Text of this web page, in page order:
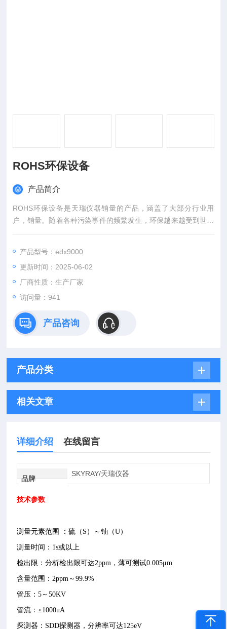
ROHS环保设备
产品简介
ROHS环保设备是天瑞仪器销量的产品，涵盖了大部分行业用
户，销量。随着各种污染事件的频繁发生，环保越来越受到世界
的关注，天瑞仪器致力于环保、医药、冶金等仪器的研发生产，
牢记为客户提供更优质的服务。
产品型号：edx9000
更新时间：2025-06-02
厂商性质：生产厂家
访问量：941
产品咨询
产品分类
相关文章
详细介绍 在线留言
品牌
SKYRAY/天瑞仪器
技术参数
测量元素范围 ：硫（ S ）～铀（U）
测量时间： 1s或以上
检出限：分析检出限可达2ppm ，薄可测试0.005μm
含量范围：2ppm ～99.9%
管压：5 ～50KV
管流：≤1000uA
探测器： SDD探测器，分辨率可达125eV